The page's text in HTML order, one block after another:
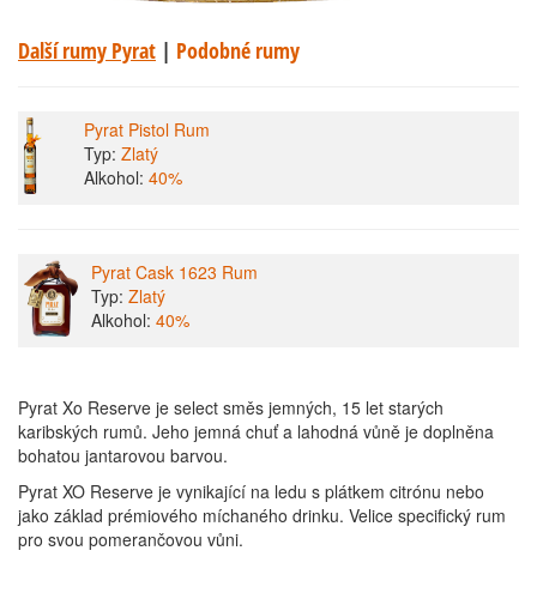
Další rumy Pyrat | Podobné rumy
Pyrat Pistol Rum
Typ: Zlatý
Alkohol: 40%
Pyrat Cask 1623 Rum
Typ: Zlatý
Alkohol: 40%
Pyrat Xo Reserve je select směs jemných, 15 let starých
karibských rumů. Jeho jemná chuť a lahodná vůně je doplněna
bohatou jantarovou barvou.
Pyrat XO Reserve je vynikající na ledu s plátkem citrónu nebo
jako základ prémiového míchaného drinku. Velice specifický rum
pro svou pomerančovou vůni.